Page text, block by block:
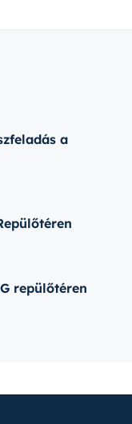
a
repülőtéren